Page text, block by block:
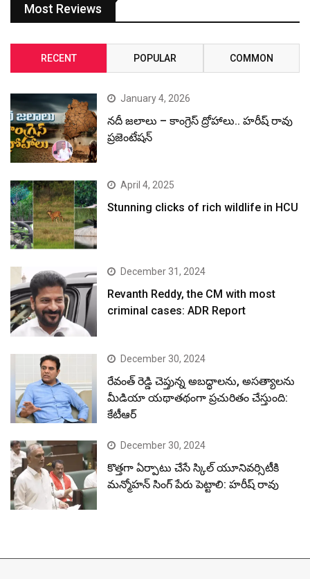
Most Reviews
RECENT POPULAR COMMON
January 4, 2026
నదీ జలాలు – కాంగ్రెస్ ద్రోహాలు.. హరీష్ రావు
ప్రజెంటేషన్
April 4, 2025
Stunning clicks of rich wildlife in HCU
December 31, 2024
Revanth Reddy, the CM with most
criminal cases: ADR Report
December 30, 2024
రేవంత్ రెడ్డి చెప్తున్న అబద్ధాలను, అసత్యాలను
మీడియా యథాతథంగా ప్రచురితం చేస్తుంది:
కేటీఆర్
December 30, 2024
కొత్తగా ఏర్పాటు చేసే స్కిల్ యూనివర్సిటీకి
మన్మోహన్ సింగ్ పేరు పెట్టాలి: హరీష్ రావు